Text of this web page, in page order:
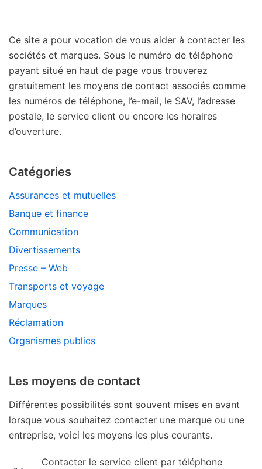
Ce site a pour vocation de vous aider à contacter les
sociétés et marques. Sous le numéro de téléphone
payant situé en haut de page vous trouverez
gratuitement les moyens de contact associés comme
les numéros de téléphone, l’e-mail, le SAV, l’adresse
postale, le service client ou encore les horaires
d’ouverture.
Catégories
Assurances et mutuelles
Banque et finance
Communication
Divertissements
Presse – Web
Transports et voyage
Marques
Réclamation
Organismes publics
Les moyens de contact
Différentes possibilités sont souvent mises en avant
lorsque vous souhaitez contacter une marque ou une
entreprise, voici les moyens les plus courants.
Contacter le service client par téléphone